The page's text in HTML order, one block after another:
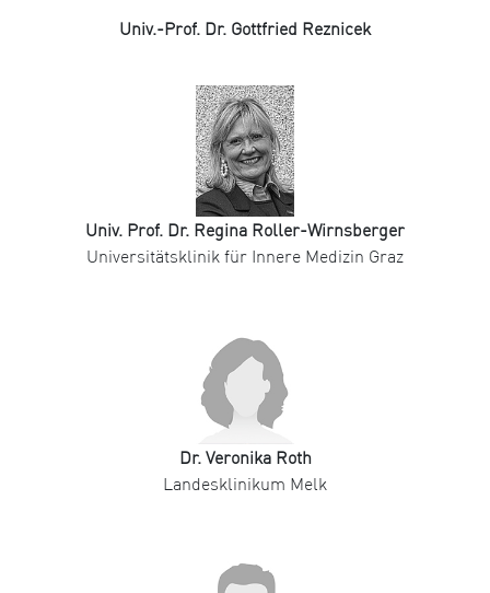
Univ.-Prof. Dr. Gottfried Reznicek
Univ. Prof. Dr. Regina Roller-Wirnsberger
Universitätsklinik für Innere Medizin Graz
Dr. Veronika Roth
Landesklinikum Melk